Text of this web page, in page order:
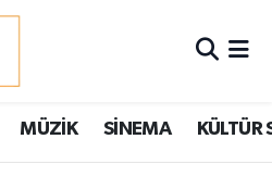
MÜZİK SİNEMA KÜLTÜR